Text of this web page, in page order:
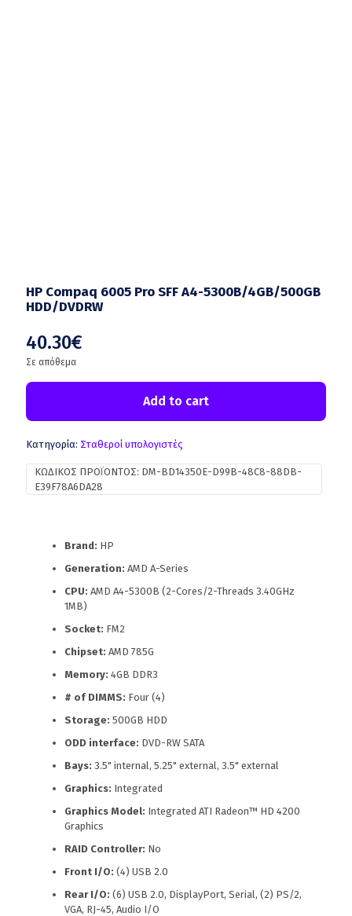
HP Compaq 6005 Pro SFF A4-5300B/4GB/500GB
HDD/DVDRW
40.30€
Σε απόθεμα
Add to cart
Κατηγορία: Σταθεροί υπολογιστές
ΚΩΔΙΚΌΣ ΠΡΟΪΌΝΤΟΣ: DM-BD14350E-D99B-48C8-88DB-
E39F78A6DA28
Brand: HP
Generation: AMD A-Series
CPU: AMD A4-5300B (2-Cores/2-Threads 3.40GHz
1MB)
Socket: FM2
Chipset: AMD 785G
Memory: 4GB DDR3
# of DIMMS: Four (4)
Storage: 500GB HDD
ODD interface: DVD-RW SATA
Bays: 3.5" internal, 5.25" external, 3.5" external
Graphics: Integrated
Graphics Model: Integrated ATI Radeon™ HD 4200
Graphics
RAID Controller: No
Front I/O: (4) USB 2.0
Rear I/O: (6) USB 2.0, DisplayPort, Serial, (2) PS/2,
VGA, RJ-45, Audio I/O